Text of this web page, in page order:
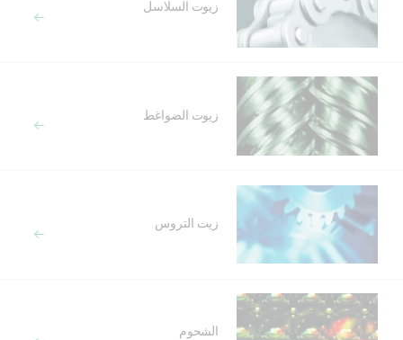
زيوت السلاسل
زيوت الضواغط
زيت التروس
الشحوم